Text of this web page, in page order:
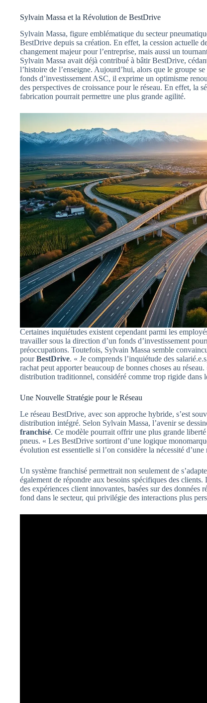
Sylvain Massa et la Révolution de BestDrive
Sylvain Massa, figure emblématique du secteur
BestDrive depuis sa création. En effet, la cession actuelle
changement majeur pour l’entreprise, mais aussi un
Sylvain Massa avait déjà contribué à bâtir BestDrive,
l’histoire de l’enseigne. Aujourd’hui, alors que le groupe
fonds d’investissement ASC, il exprime un optimisme
des perspectives de croissance pour le réseau. En effet, la
fabrication pourrait permettre une plus grande agilité.
Certaines inquiétudes existent cependant parmi les
travailler sous la direction d’un fonds d’investissement
préoccupations. Toutefois, Sylvain Massa semble
pourBestDrive. « Je comprends l’inquiétude des
rachat peut apporter beaucoup de bonnes choses au
distribution traditionnel, considéré comme trop rigide dans
Une Nouvelle Stratégie pour le Réseau
Le réseau BestDrive, avec son approche hybride, s’est
distribution intégré. Selon Sylvain Massa, l’avenir se
franchisé. Ce modèle pourrait offrir une plus grande
pneus. « Les BestDrive sortiront d’une logique
évolution est essentielle si l’on considère la nécessité
Un système franchisé permettrait non seulement de
également de répondre aux besoins spécifiques des
des expériences client innovantes, basées sur des données
fond dans le secteur, qui privilégie des interactions plus